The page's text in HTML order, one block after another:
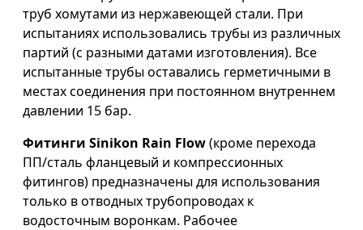
труб хомутами из нержавеющей стали. При
испытаниях использовались трубы из различных
партий (с разными датами изготовления). Все
испытанные трубы оставались герметичными в
местах соединения при постоянном внутреннем
давлении 15 бар.
Фитинги Sinikon Rain Flow(кроме перехода
ПП/сталь фланцевый и компрессионных
фитингов) предназначены для использования
только в отводных трубопроводах к
водосточным воронкам. Рабочее